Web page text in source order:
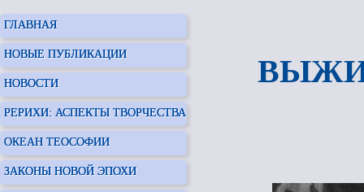
ГЛАВНАЯ
НОВЫЕ ПУБЛИКАЦИИ
НОВОСТИ
РЕРИХИ: АСПЕКТЫ ТВОРЧЕСТВА
ОКЕАН ТЕОСОФИИ
ЗАКОНЫ НОВОЙ ЭПОХИ